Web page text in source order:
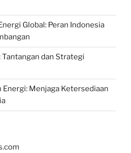
Global: Peran Indonesia
dan Strategi
Energi: Menjaga Ketersediaan